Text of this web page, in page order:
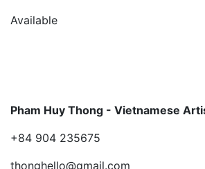
Available
Pham Huy Thong - Vietnamese
+84 904 235675
thonghello@gmail.com